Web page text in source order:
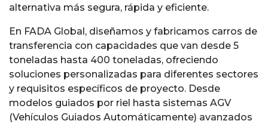
alternativa más segura, rápida y eficiente.
En FADA Global, diseñamos y fabricamos carros de
transferencia con capacidades que van desde 5
toneladas hasta 400 toneladas, ofreciendo
soluciones personalizadas para diferentes sectores
y requisitos específicos de proyecto. Desde
modelos guiados por riel hasta sistemas AGV
(Vehículos Guiados Automáticamente) avanzados